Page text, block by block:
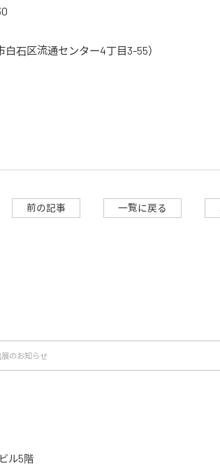
石区流通センター4丁目3-55）
前の記事 一覧に戻る
展のお知らせ
ル5階